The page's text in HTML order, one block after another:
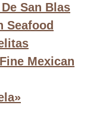
San Blas
Seafood
Mexican